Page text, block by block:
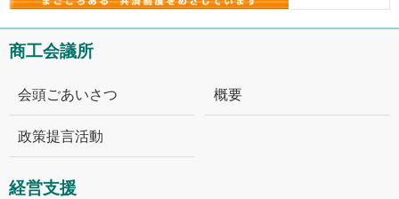
商工会議所
会頭ごあいさつ 概要
政策提言活動
経営支援